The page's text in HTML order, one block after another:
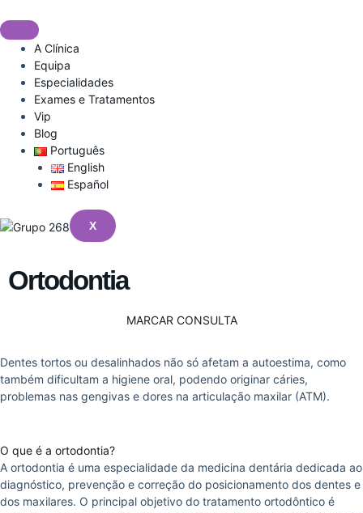
to
contentA Clínica
Equipa
Especialidades
Exames e Tratamentos
Vip
Blog
Português
English
Español
X
Ortodontia
MARCAR CONSULTA
Dentes tortos ou desalinhados não só afetam a autoestima, como
também dificultam a higiene oral, podendo originar cáries,
problemas nas gengivas e dores na articulação maxilar (ATM).
O que é a ortodontia?
A ortodontia é uma especialidade da medicina dentária dedicada ao
diagnóstico, prevenção e correção do posicionamento dos dentes e
dos maxilares. O principal objetivo do tratamento ortodôntico é